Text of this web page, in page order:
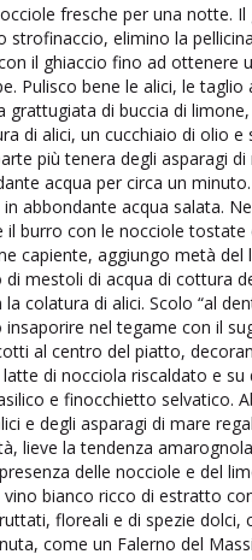
fresche per una notte.
strofinaccio, elimino la
il ghiaccio fino ad ottenere
Pulisco bene le alici, le taglio
grattugiata di buccia di
di alici, un cucchiaio di olio e
più tenera degli asparagi di
acqua per circa un
abbondante acqua salata.
il burro con le nocciole tostate
capiente, aggiungo metà del
mestoli di acqua di cottura
colatura di alici. Scolo “al
nel tegame con il
al centro del piatto,
di nocciola riscaldato e su
e finocchietto selvatico.
e degli asparagi di mare
lieve la tendenza
delle nocciole e del
bianco ricco di estratto
floreali e di spezie dolci,
come un Falerno del